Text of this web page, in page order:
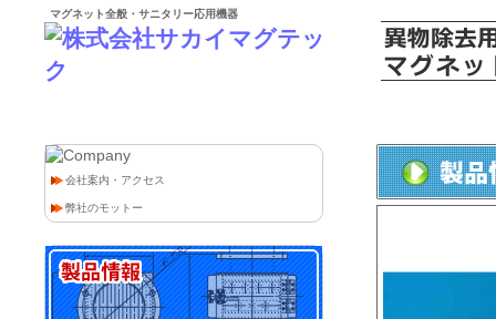
マグネット全般・サニタリー応用機器
会社案内・アクセス
弊社のモットー